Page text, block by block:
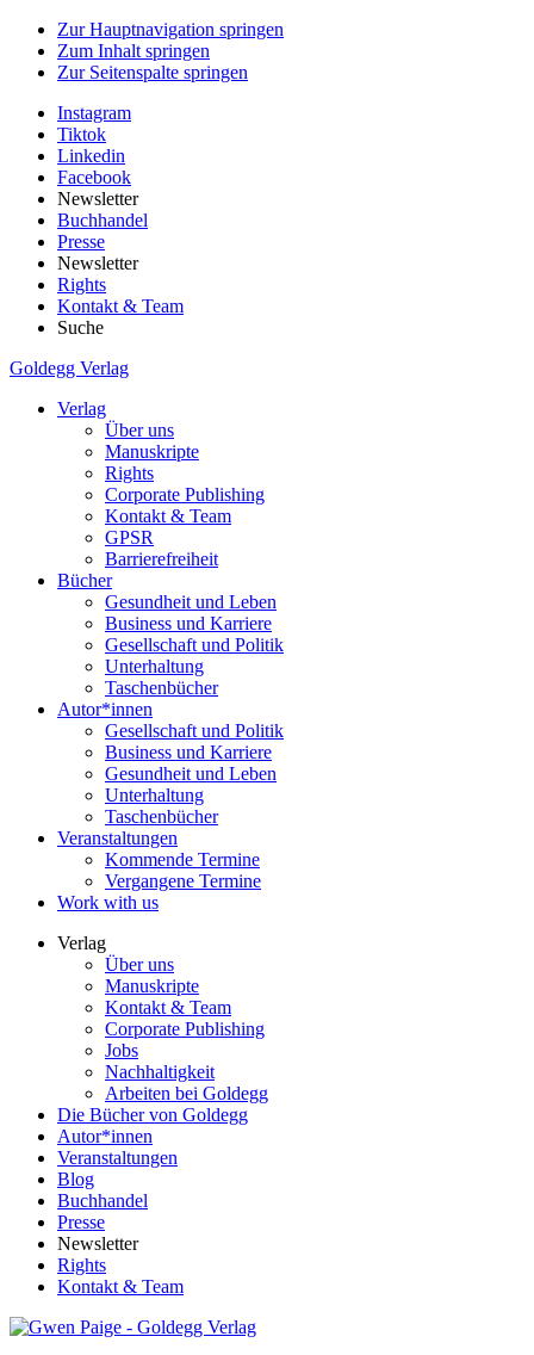
Zur Hauptnavigation springen
Zum Inhalt springen
Zur Seitenspalte springen
Instagram
Tiktok
Linkedin
Facebook
Newsletter
Buchhandel
Presse
Newsletter
Rights
Kontakt & Team
Suche
Goldegg Verlag
Verlag
Über uns
Manuskripte
Rights
Corporate Publishing
Kontakt & Team
GPSR
Barrierefreiheit
Bücher
Gesundheit und Leben
Business und Karriere
Gesellschaft und Politik
Unterhaltung
Taschenbücher
Autor*innen
Gesellschaft und Politik
Business und Karriere
Gesundheit und Leben
Unterhaltung
Taschenbücher
Veranstaltungen
Kommende Termine
Vergangene Termine
Work with us
Verlag
Über uns
Manuskripte
Kontakt & Team
Corporate Publishing
Jobs
Nachhaltigkeit
Arbeiten bei Goldegg
Die Bücher von Goldegg
Autor*innen
Veranstaltungen
Blog
Buchhandel
Presse
Newsletter
Rights
Kontakt & Team